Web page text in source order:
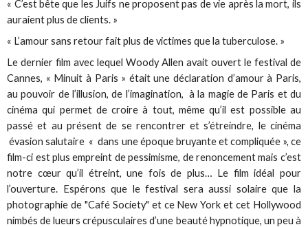
« C’est bête que les Juifs ne proposent pas de vie après la mort, ils
auraient plus de clients. »
« L’amour sans retour fait plus de victimes que la tuberculose. »
Le dernier film avec lequel Woody Allen avait ouvert le festival de
Cannes, « Minuit à Paris » était une déclaration d’amour à Paris,
au pouvoir de l’illusion, de l’imagination, à la magie de Paris et du
cinéma qui permet de croire à tout, même qu’il est possible au
passé et au présent de se rencontrer et s’étreindre, le cinéma
évasion salutaire « dans une époque bruyante et compliquée », ce
film-ci est plus empreint de pessimisme, de renoncement mais c’est
notre cœur qu’il étreint, une fois de plus… Le film idéal pour
l’ouverture. Espérons que le festival sera aussi solaire que la
photographie de "Café Society" et ce New York et cet Hollywood
nimbés de lueurs crépusculaires d’une beauté hypnotique, un peu à